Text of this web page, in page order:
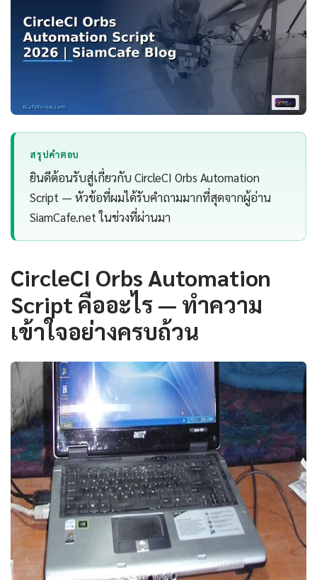
สรุปคำตอบ
ยินดีต้อนรับสู่เกี่ยวกับ CircleCI Orbs Automation
Script — หัวข้อที่ผมได้รับคำถามมากที่สุดจากผู้อ่าน
SiamCafe.net ในช่วงที่ผ่านมา
CircleCI Orbs Automation
Script คืออะไร — ทำความ
เข้าใจอย่างครบถ้วน